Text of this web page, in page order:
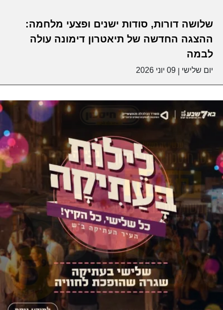
שלושה דורות, סודות ישנים ופצעי מלחמה:
ההצגה החדשה של תיאטרון דימונה עולה
לבמה
יום שלישי 09 יוני 2026